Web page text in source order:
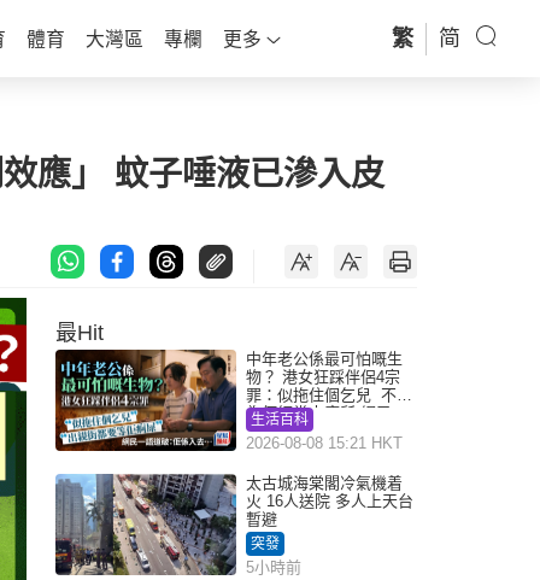
體育 大灣區 專欄 更多 繁 简
應」 蚊子唾液已滲入皮
最Hit
中年老公係最可怕嘅生
物？ 港女狂踩伴侶4宗
罪：似拖住個乞兒 不解
為何經常去廁所 網民一
語道破
生活百科
2026-08-08 15:21 HKT
太古城海棠閣冷氣機着
火 16人送院 多人上天台
暫避
突發
5小時前